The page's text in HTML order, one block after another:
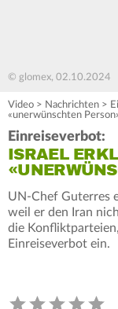
© glomex, 02.10.2024
Video > Nachrichten >
«unerwünschten
Einreiseverbot:
ISRAEL
UN-Chef Guterres
weil er den Iran
die
Einreiseverbot ein.